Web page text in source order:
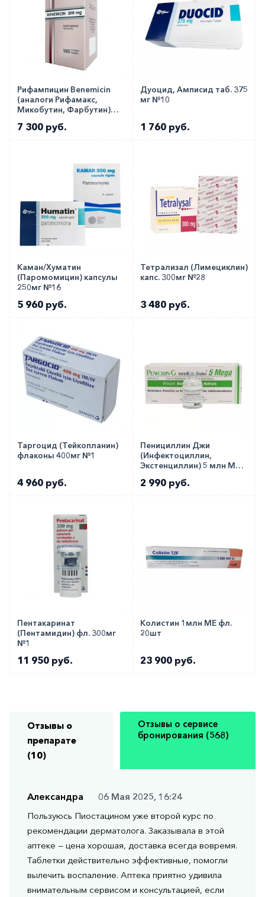
Рифампицин Benemicin
(аналоги Рифамакс,
Микобутин, Фарбутин)
7 300 руб.
Дуоцид, Амписид таб. 375
мг №10
1 760 руб.
Каман/Хуматин
(Паромомицин) капсулы
250мг №16
5 960 руб.
Тетрализал (Лимециклин)
капс. 300мг №28
3 480 руб.
Таргоцид (Тейкопланин)
флаконы 400мг №1
4 960 руб.
Пенициллин Джи
(Инфектоциллин,
Экстенциллин) 5 млн МЕ
2 990 руб.
Пентакаринат
(Пентамидин) фл. 300мг
№1
11 950 руб.
Колистин 1млн МЕ фл.
20шт
23 900 руб.
Отзывы о
препарате
(10)
Отзывы о сервисе
бронирования (568)
Александра
06 Мая 2025, 16:24
Пользуюсь Пиостацином уже второй курс по
рекомендации дерматолога. Заказывала в этой
аптеке — цена хорошая, доставка всегда вовремя.
Таблетки действительно эффективные, помогли
вылечить воспаление. Аптека приятно удивила
внимательным сервисом и консультацией, если